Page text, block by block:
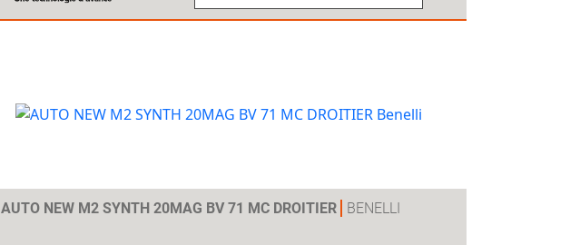
AUTO NEW M2 SYNTH 20MAG BV 71 MC DROITIER BENELLI